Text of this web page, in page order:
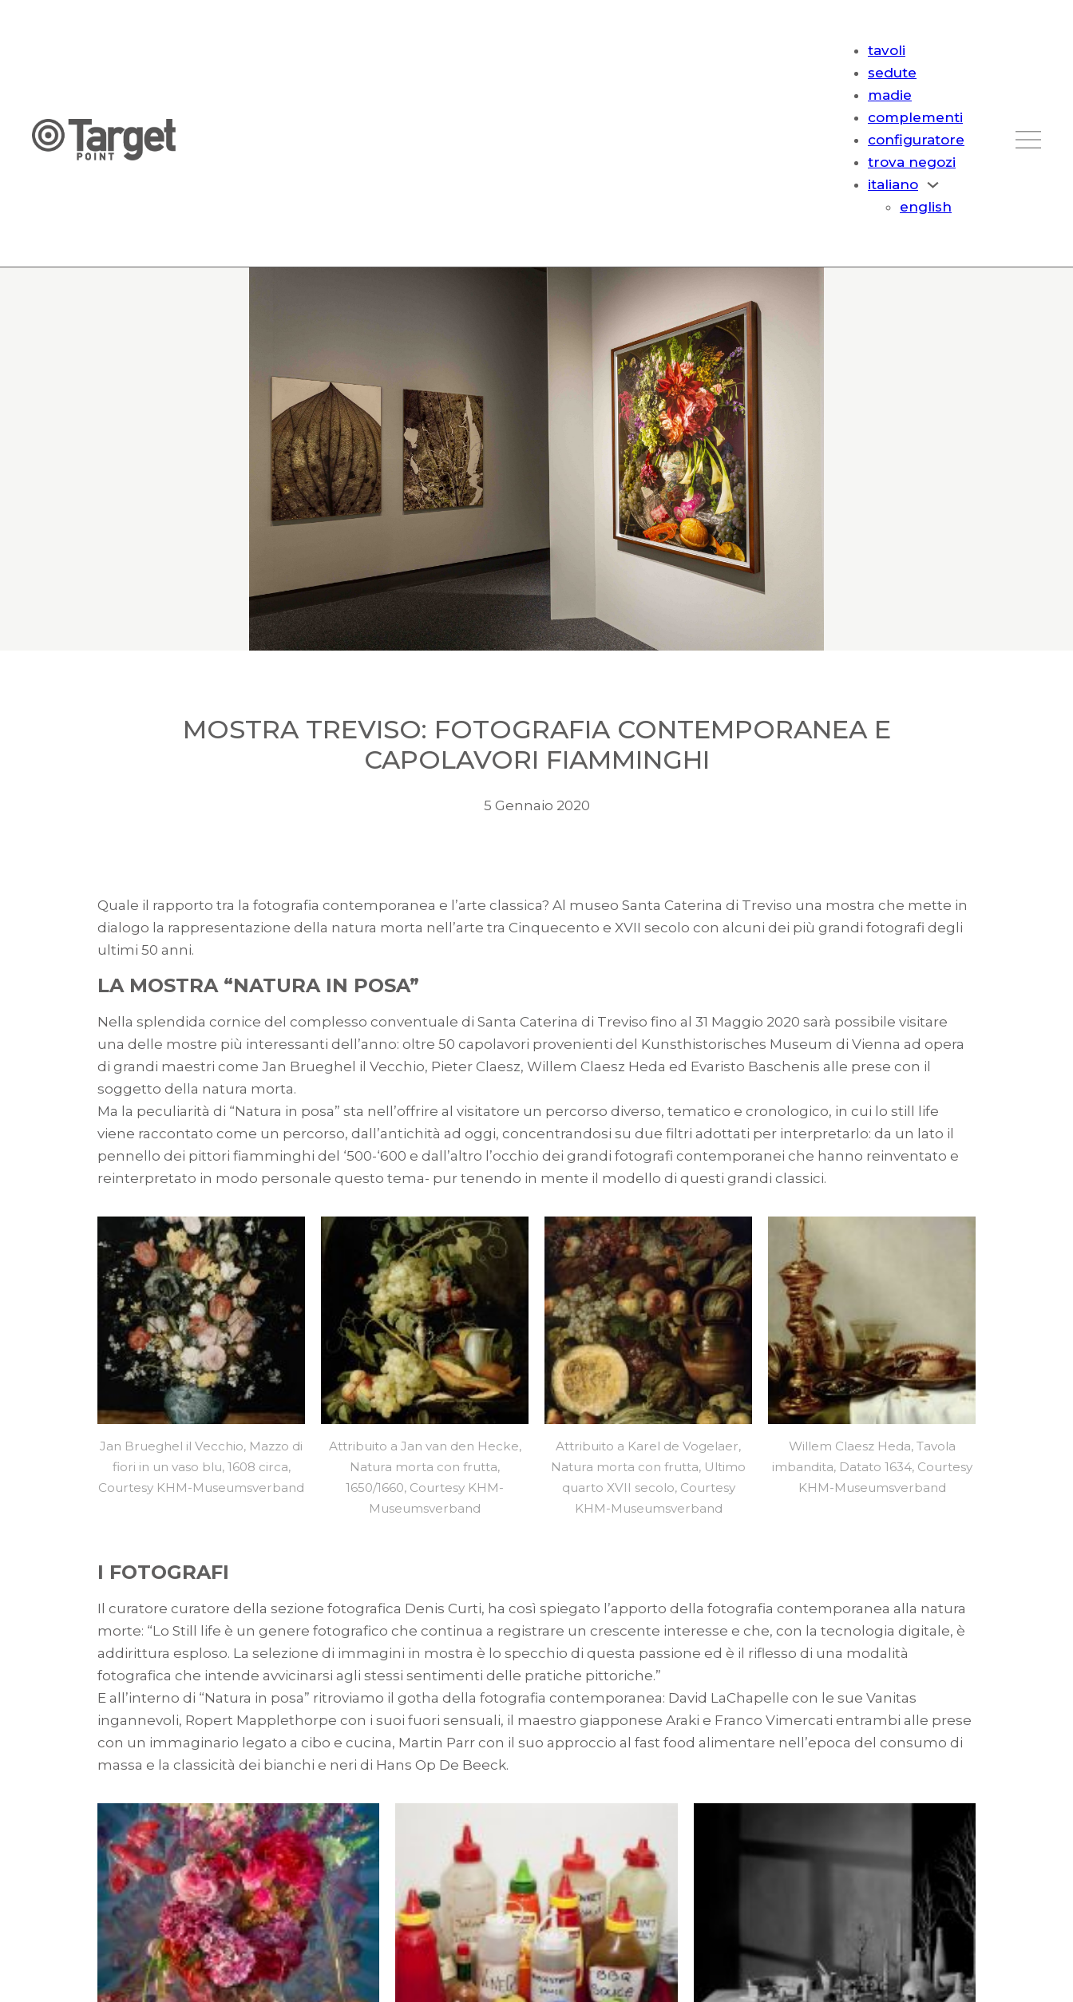
tavoli
sedute
madie
complementi
configuratore
trova negozi
italiano
english
MOSTRA TREVISO: FOTOGRAFIA CONTEMPORANEA E
CAPOLAVORI FIAMMINGHI
5 Gennaio 2020
Quale il rapporto tra la fotografia contemporanea e l’arte classica? Al museo Santa Caterina di Treviso una mostra che mette in
dialogo la rappresentazione della natura morta nell’arte tra Cinquecento e XVII secolo con alcuni dei più grandi fotografi degli
ultimi 50 anni.
LA MOSTRA “NATURA IN POSA”
Nella splendida cornice del complesso conventuale di Santa Caterina di Treviso fino al 31 Maggio 2020 sarà possibile visitare
una delle mostre più interessanti dell’anno: oltre 50 capolavori provenienti del Kunsthistorisches Museum di Vienna ad opera
di grandi maestri come Jan Brueghel il Vecchio, Pieter Claesz, Willem Claesz Heda ed Evaristo Baschenis alle prese con il
soggetto della natura morta.
Ma la peculiarità di “Natura in posa” sta nell’offrire al visitatore un percorso diverso, tematico e cronologico, in cui lo still life
viene raccontato come un percorso, dall’antichità ad oggi, concentrandosi su due filtri adottati per interpretarlo: da un lato il
pennello dei pittori fiamminghi del ‘500-‘600 e dall’altro l’occhio dei grandi fotografi contemporanei che hanno reinventato e
reinterpretato in modo personale questo tema- pur tenendo in mente il modello di questi grandi classici.
Jan Brueghel il Vecchio, Mazzo di
fiori in un vaso blu, 1608 circa,
Courtesy KHM-Museumsverband
Attribuito a Jan van den Hecke,
Natura morta con frutta,
1650/1660, Courtesy KHM-
Museumsverband
Attribuito a Karel de Vogelaer,
Natura morta con frutta, Ultimo
quarto XVII secolo, Courtesy
KHM-Museumsverband
Willem Claesz Heda, Tavola
imbandita, Datato 1634, Courtesy
KHM-Museumsverband
I FOTOGRAFI
Il curatore curatore della sezione fotografica Denis Curti, ha così spiegato l’apporto della fotografia contemporanea alla natura
morte: “Lo Still life è un genere fotografico che continua a registrare un crescente interesse e che, con la tecnologia digitale, è
addirittura esploso. La selezione di immagini in mostra è lo specchio di questa passione ed è il riflesso di una modalità
fotografica che intende avvicinarsi agli stessi sentimenti delle pratiche pittoriche.”
E all’interno di “Natura in posa” ritroviamo il gotha della fotografia contemporanea: David LaChapelle con le sue Vanitas
ingannevoli, Ropert Mapplethorpe con i suoi fuori sensuali, il maestro giapponese Araki e Franco Vimercati entrambi alle prese
con un immaginario legato a cibo e cucina, Martin Parr con il suo approccio al fast food alimentare nell’epoca del consumo di
massa e la classicità dei bianchi e neri di Hans Op De Beeck.